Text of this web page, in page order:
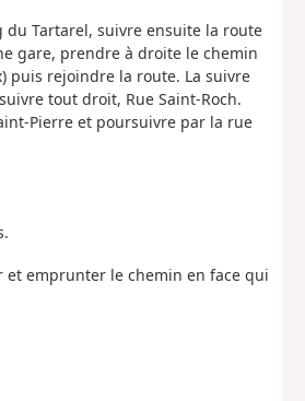
Tartarel, suivre ensuite la route
gare, prendre à droite le chemin
puis rejoindre la route. La suivre
tout droit, Rue Saint-Roch.
Pierre et poursuivre par la rue
et emprunter le chemin en face qui